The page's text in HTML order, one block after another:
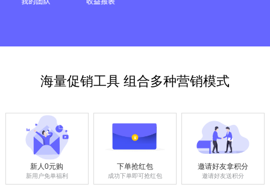
海量促销工具 组合多种营销模式
新人0元购
新用户免单福利
下单抢红包
成功下单即可抢红包
邀请好友拿积分
邀请好友送积分